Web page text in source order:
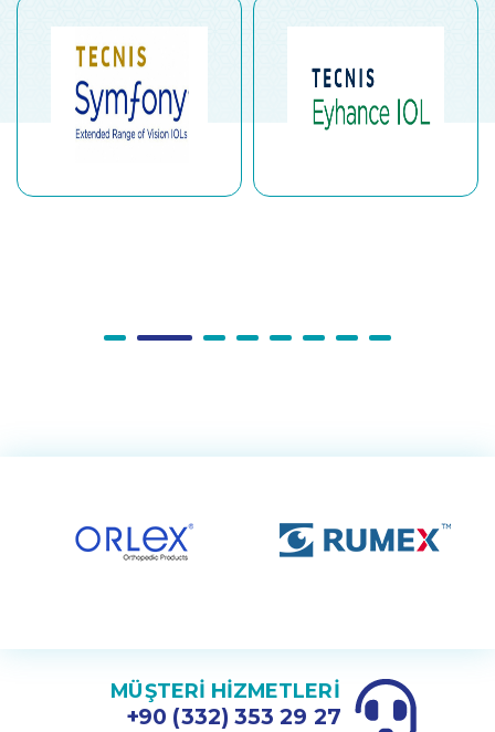
MÜŞTERİ HİZMETLERİ
+90 (332) 353 29 27